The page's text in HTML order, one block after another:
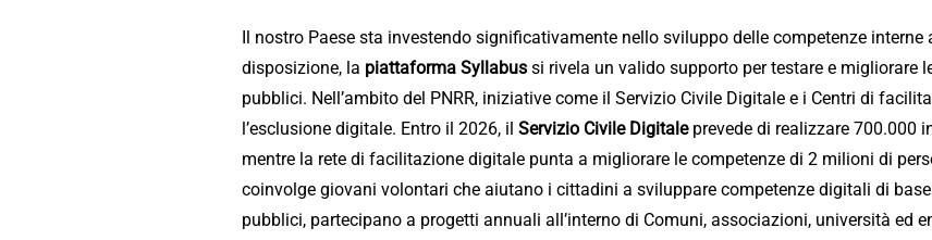
Il nostro Paese sta investendo significativamente nello sviluppo delle competenze interne
disposizione, la piattaforma Syllabus si rivela un valido supporto per testare e migliorare
pubblici. Nell’ambito del PNRR, iniziative come il Servizio Civile Digitale e i Centri di
l’esclusione digitale. Entro il 2026, il Servizio Civile Digitaleprevede di realizzare 700.000
mentre la rete di facilitazione digitale punta a migliorare le competenze di 2 milioni di
coinvolge giovani volontari che aiutano i cittadini a sviluppare competenze digitali di
pubblici, partecipano a progetti annuali all’interno di Comuni, associazioni, università ed